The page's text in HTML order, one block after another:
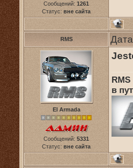
Сообщений: 1261
Статус: вне сайта
RMS
El Armada
Сообщений: 5331
Статус: вне сайта
в